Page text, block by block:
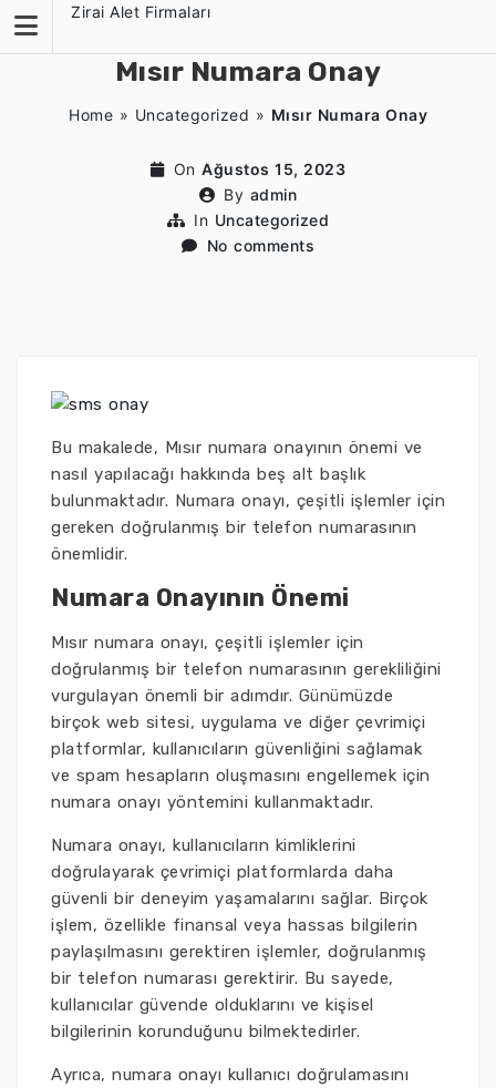
content
Zirai Alet Firmaları
Mısır Numara Onay
Home » Uncategorized » Mısır Numara Onay
On Ağustos 15, 2023
By admin
In Uncategorized
No comments
Bu makalede, Mısır numara onayının önemi ve
nasıl yapılacağı hakkında beş alt başlık
bulunmaktadır. Numara onayı, çeşitli işlemler için
gereken doğrulanmış bir telefon numarasının
önemlidir.
Numara Onayının Önemi
Mısır numara onayı, çeşitli işlemler için
doğrulanmış bir telefon numarasının gerekliliğini
vurgulayan önemli bir adımdır. Günümüzde
birçok web sitesi, uygulama ve diğer çevrimiçi
platformlar, kullanıcıların güvenliğini sağlamak
ve spam hesapların oluşmasını engellemek için
numara onayı yöntemini kullanmaktadır.
Numara onayı, kullanıcıların kimliklerini
doğrulayarak çevrimiçi platformlarda daha
güvenli bir deneyim yaşamalarını sağlar. Birçok
işlem, özellikle finansal veya hassas bilgilerin
paylaşılmasını gerektiren işlemler, doğrulanmış
bir telefon numarası gerektirir. Bu sayede,
kullanıcılar güvende olduklarını ve kişisel
bilgilerinin korunduğunu bilmektedirler.
Ayrıca, numara onayı kullanıcı doğrulamasını